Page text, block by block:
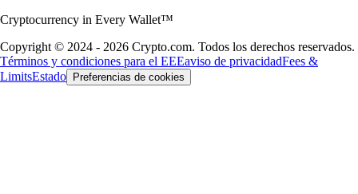
Cryptocurrency in Every Wallet™
Copyright © 2024 - 2026 Crypto.com. Todos los derechos reservados.
Términos y condiciones para el EEEaviso de privacidadFees &
LimitsEstado Preferencias de cookies